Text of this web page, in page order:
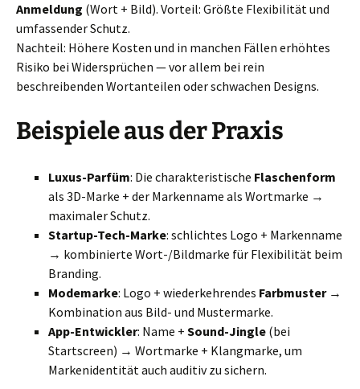
Anmeldung (Wort + Bild). Vorteil: Größte Flexibilität und
umfassender Schutz.
Nachteil: Höhere Kosten und in manchen Fällen erhöhtes
Risiko bei Widersprüchen — vor allem bei rein
beschreibenden Wortanteilen oder schwachen Designs.
Beispiele aus der Praxis
Luxus-Parfüm: Die charakteristische Flaschenform
als 3D-Marke + der Markenname als Wortmarke →
maximaler Schutz.
Startup-Tech-Marke: schlichtes Logo + Markenname
→ kombinierte Wort-/Bildmarke für Flexibilität beim
Branding.
Modemarke: Logo + wiederkehrendes Farbmuster→
Kombination aus Bild- und Mustermarke.
App-Entwickler: Name + Sound-Jingle (bei
Startscreen) → Wortmarke + Klangmarke, um
Markenidentität auch auditiv zu sichern.